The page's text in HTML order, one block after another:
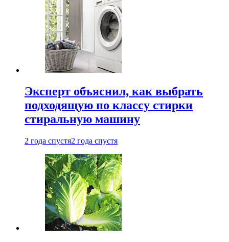
Эксперт объяснил, как выбрать
подходящую по классу стирки
стиральную машину
2 года спустя2 года спустя